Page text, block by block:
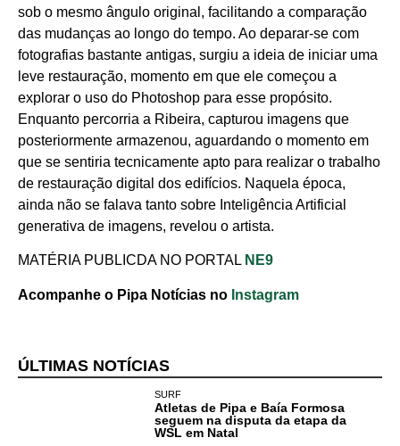
sob o mesmo ângulo original, facilitando a comparação
das mudanças ao longo do tempo. Ao deparar-se com
fotografias bastante antigas, surgiu a ideia de iniciar uma
leve restauração, momento em que ele começou a
explorar o uso do Photoshop para esse propósito.
Enquanto percorria a Ribeira, capturou imagens que
posteriormente armazenou, aguardando o momento em
que se sentiria tecnicamente apto para realizar o trabalho
de restauração digital dos edifícios. Naquela época,
ainda não se falava tanto sobre Inteligência Artificial
generativa de imagens, revelou o artista.
MATÉRIA PUBLICDA NO PORTAL NE9
Acompanhe o Pipa Notícias no Instagram
ÚLTIMAS NOTÍCIAS
SURF
Atletas de Pipa e Baía Formosa
seguem na disputa da etapa da
WSL em Natal